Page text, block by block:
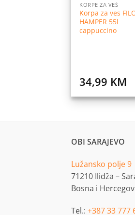
KORPE ZA VEŠ
Korpa za ves
HAMPER 55l
cappuccino
34,99 KM
OBI SARAJEVO
Lužansko polje 9
71210 Ilidža –
Bosna i
Tel.: +387 33 777